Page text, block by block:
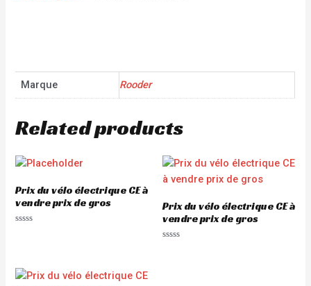
Marque Rooder
Related products
Prix du vélo électrique CE à
vendre prix de gros
Prix du vélo électrique CE à
vendre prix de gros